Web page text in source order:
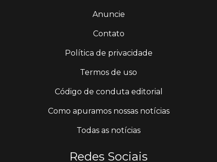
Anuncie
Contato
Política de privacidade
Termos de uso
Código de conduta editorial
Como apuramos nossas notícias
Todas as notícias
Redes Sociais